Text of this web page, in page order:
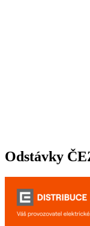
Odstávky